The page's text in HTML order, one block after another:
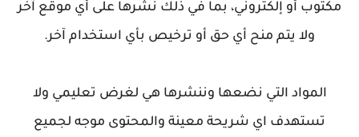
مكتوب أو إلكتروني، بما في ذلك نشرها على أي موقع آخر
ولا يتم منح أي حق أو ترخيص بأي استخدام آخر.
المواد التي نضعها وننشرها هي لغرض تعليمي ولا
تستهدف اي شريحة معينة والمحتوى موجه لجميع